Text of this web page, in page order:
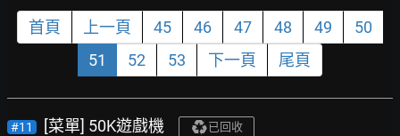
首頁 上一頁 45 46 47 48 49
50
51
52 53 下一頁 尾頁
#11 [菜單] 50K遊戲機 已回收